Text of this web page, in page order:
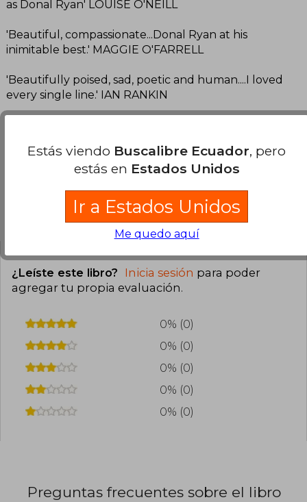
as Donal Ryan' LOUISE O'NEILL
'Beautiful, compassionate...Donal Ryan at his
inimitable best.' MAGGIE O'FARRELL
'Beautifully poised, sad, poetic and human....I loved
every single line.' IAN RANKIN
Opiniones del libro
¿Leíste este libro? Inicia sesión para poder
agregar tu propia evaluación.
0% (0)
0% (0)
0% (0)
0% (0)
0% (0)
Preguntas frecuentes sobre el libro
Estás viendo Buscalibre Ecuador, pero
estás en Estados Unidos
Ir a Estados Unidos
Me quedo aquí